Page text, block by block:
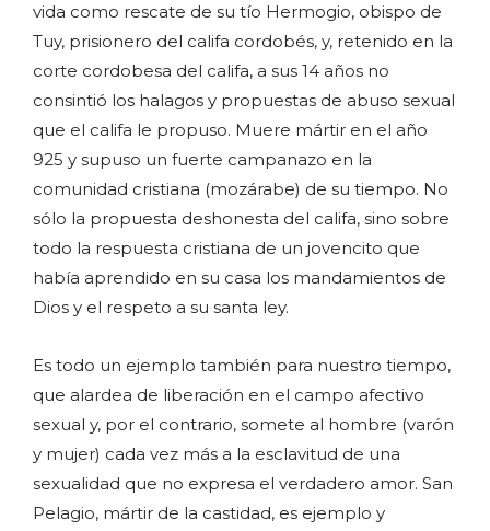
vida como rescate de su tío Hermogio, obispo de
Tuy, prisionero del califa cordobés, y, retenido en la
corte cordobesa del califa, a sus 14 años no
consintió los halagos y propuestas de abuso sexual
que el califa le propuso. Muere mártir en el año
925 y supuso un fuerte campanazo en la
comunidad cristiana (mozárabe) de su tiempo. No
sólo la propuesta deshonesta del califa, sino sobre
todo la respuesta cristiana de un jovencito que
había aprendido en su casa los mandamientos de
Dios y el respeto a su santa ley.
Es todo un ejemplo también para nuestro tiempo,
que alardea de liberación en el campo afectivo
sexual y, por el contrario, somete al hombre (varón
y mujer) cada vez más a la esclavitud de una
sexualidad que no expresa el verdadero amor. San
Pelagio, mártir de la castidad, es ejemplo y